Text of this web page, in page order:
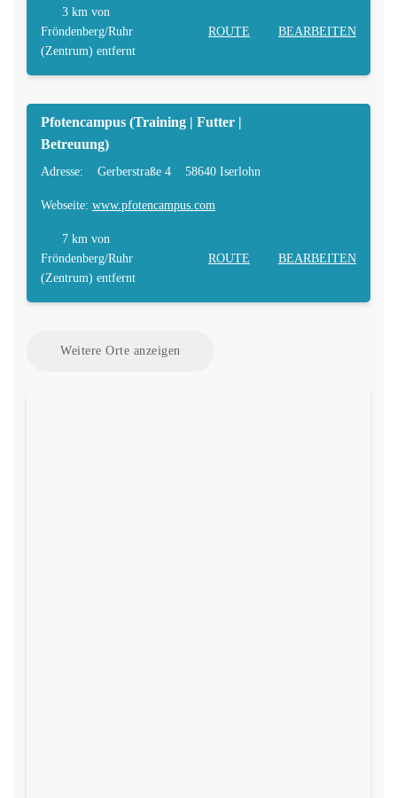
3 km von
Fröndenberg/Ruhr
(Zentrum) entfernt
ROUTE BEARBEITEN
Pfotencampus (Training | Futter |
Betreuung)
Adresse: Gerberstraße 4 58640 Iserlohn
Webseite: www.pfotencampus.com
7 km von
Fröndenberg/Ruhr
(Zentrum) entfernt
ROUTE BEARBEITEN
Weitere Orte anzeigen